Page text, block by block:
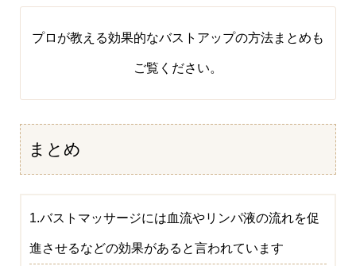
プロが教える効果的なバストアップの方法まとめ も
ご覧ください。
まとめ
1.バストマッサージには血流やリンパ液の流れを促
進させるなどの効果があると言われています